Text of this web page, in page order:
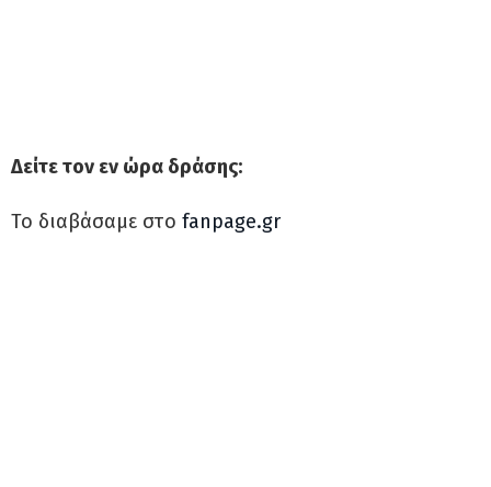
Δείτε τον εν ώρα δράσης:
Το διαβάσαμε στο fanpage.gr